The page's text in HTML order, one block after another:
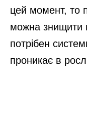
цей момент, то
можна знищити
потрібен
проникає в